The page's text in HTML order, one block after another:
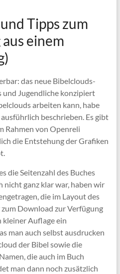
Tipps zum
einem
das neue Bibelclouds-
und Jugendliche konzipiert
arbeiten kann, habe
beschrieben. Es gibt
Rahmen von Openreli
die Entstehung der Grafiken
die Seitenzahl des Buches
nicht ganz klar war, haben wir
die im Layout des
Download zur Verfügung
kleiner Auflage ein
man auch selbst ausdrucken
der Bibel sowie die
die auch im Buch
man dann noch zusätzlich